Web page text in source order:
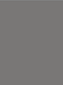
Alla